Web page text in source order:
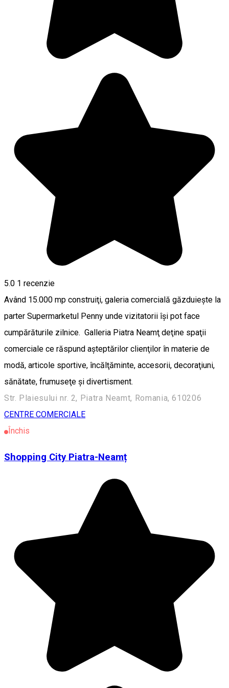
5.0 1 recenzie
Având 15.000 mp construiţi, galeria comercială găzduieşte la
parter Supermarketul Penny unde vizitatorii îşi pot face
cumpărăturile zilnice. Galleria Piatra Neamţ deţine spaţii
comerciale ce răspund aşteptărilor clienţilor în materie de
modă, articole sportive, încălţăminte, accesorii, decoraţiuni,
sănătate, frumuseţe şi divertisment.
Str. Plaiesului nr. 2, Piatra Neamt, Romania, 610206
CENTRE COMERCIALE
Închis
Shopping City Piatra-Neamț